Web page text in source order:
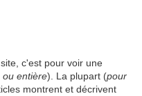
c'est pour voir une
ou entière). La plupart (pour
montrent et décrivent